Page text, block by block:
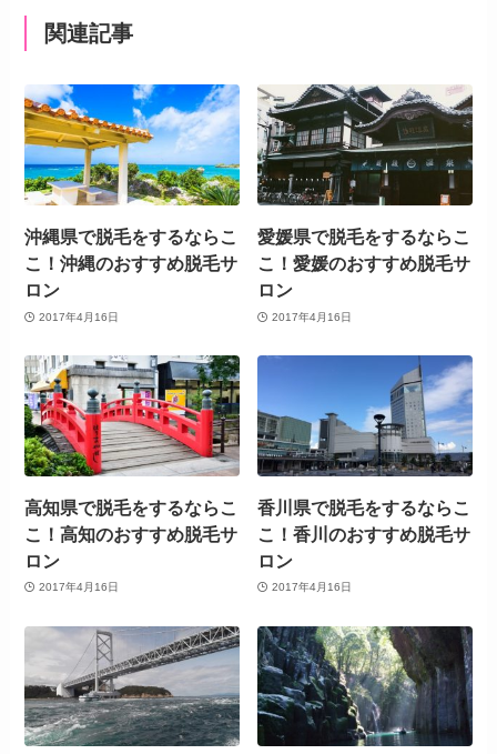
関連記事
沖縄県で脱毛をするならこ
こ！沖縄のおすすめ脱毛サ
ロン
2017年4月16日
愛媛県で脱毛をするならこ
こ！愛媛のおすすめ脱毛サ
ロン
2017年4月16日
高知県で脱毛をするならこ
こ！高知のおすすめ脱毛サ
ロン
2017年4月16日
香川県で脱毛をするならこ
こ！香川のおすすめ脱毛サ
ロン
2017年4月16日